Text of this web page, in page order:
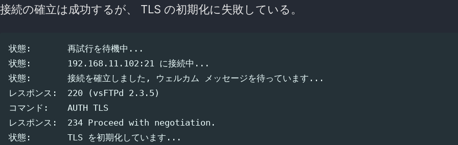
接続の確立は成功するが、 TLS の初期化に失敗している。
状態:　　　  再試行を待機中...
状態:　　　  192.168.11.102:21 に接続中...
状態:　　　  接続を確立しました, ウェルカム メッセージを待っています...
レスポンス:  220 (vsFTPd 2.3.5)
コマンド:　  AUTH TLS
レスポンス:  234 Proceed with negotiation.
状態:　　　  TLS を初期化しています...